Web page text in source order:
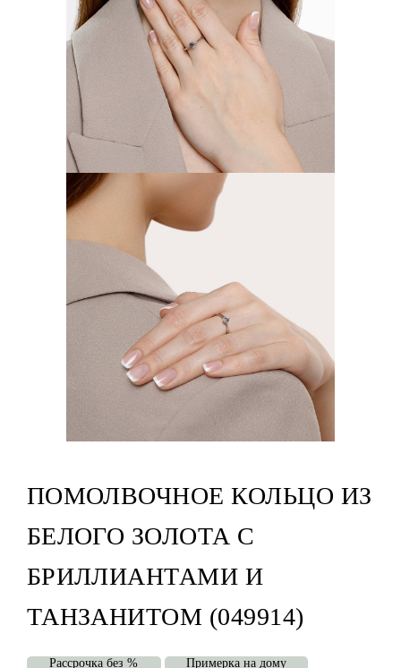
ПОМОЛВОЧНОЕ КОЛЬЦО ИЗ
БЕЛОГО ЗОЛОТА С
БРИЛЛИАНТАМИ И
ТАНЗАНИТОМ (049914)
Рассрочка без % Примерка на дому